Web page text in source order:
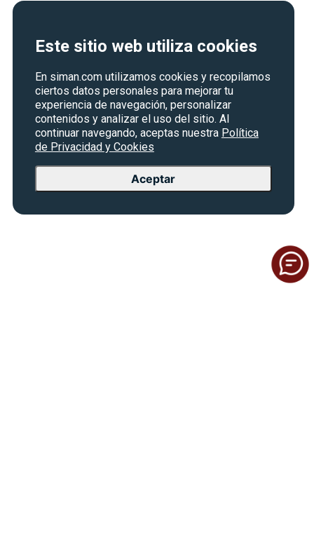
Este sitio web utiliza cookies
En siman.com utilizamos cookies y recopilamos
ciertos datos personales para mejorar tu
experiencia de navegación, personalizar
contenidos y analizar el uso del sitio. Al
continuar navegando, aceptas nuestra Política
de Privacidad y Cookies
Aceptar